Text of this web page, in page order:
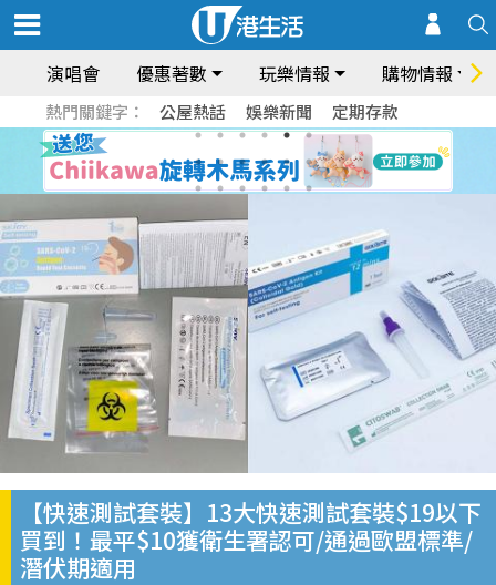
演唱會 優惠著數 玩樂情報 購物情報
熱門關鍵字： 公屋熱話 娛樂新聞 定期存款
【快速測試套裝】13大快速測試套裝$19以下
買到！最平$10獲衛生署認可/通過歐盟標準/
潛伏期適用